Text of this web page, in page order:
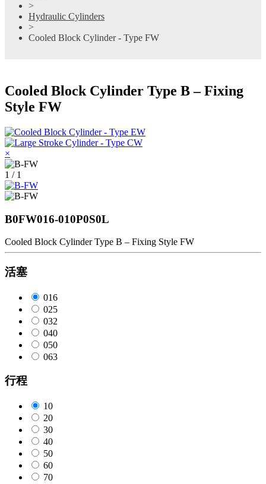
>
Hydraulic Cylinders
>
Cooled Block Cylinder - Type FW
Cooled Block Cylinder Type B – Fixing
Style FW
×
1 / 1
B0FW016-010P0S0L
Cooled Block Cylinder Type B – Fixing Style FW
活塞
016
025
032
040
050
063
行程
10
20
30
40
50
60
70